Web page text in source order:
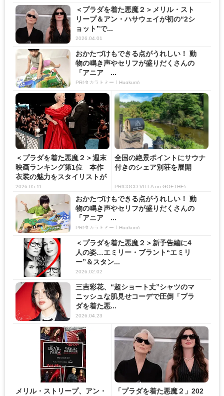
＜プラダを着た悪魔２＞メリル・スト
リープ＆アン・ハサウェイが初の“2シ
ョット”で...
2026.04.01
おかたづけもできる点がうれしい！ 動
物の鳴き声やセリフが盛りだくさんの
「アニア ...
PR(タカラトミー｜Hugkum)
＜プラダを着た悪魔２＞週末
映画ランキング第1位 本作
衣装の魅力をスタイリストが
明...
2026.05.11
全国の絶景ポイントにサウナ
付きのシェア別荘を展開
PR(COCO VILLA on GOETHE)
おかたづけもできる点がうれしい！ 動
物の鳴き声やセリフが盛りだくさんの
「アニア ...
PR(タカラトミー｜Hugkum)
＜プラダを着た悪魔２＞新予告編に4
人の姿…エミリー・ブラント“エミリ
ー”＆スタン...
2026.02.02
三吉彩花、“超ショート丈”シャツのマ
ニッシュな肌見せコーデで圧倒「プラ
ダを着た悪...
2026.04.23
メリル・ストリープ、アン・
「プラダを着た悪魔２」202